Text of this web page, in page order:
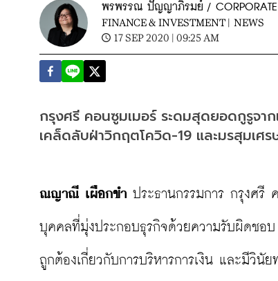
พรพรรณ ปัญญาภิรมย์ / CORPORATE
FINANCE & INVESTMENT | NEWS
17 SEP 2020 | 09:25 AM
กรุงศรี คอนซูมเมอร์ ระดมสุดยอดกูรูจา
เคล็ดลับฝ่าวิกฤตโควิด-19 และมรสุมเศ
ณญาณี เผือกขำ ประธานกรรมการ กรุงศรี
บุคคลที่มุ่งประกอบธุรกิจด้วยความรับผิดชอบ
ถูกต้องเกี่ยวกับการบริหารการเงิน และมีวินั